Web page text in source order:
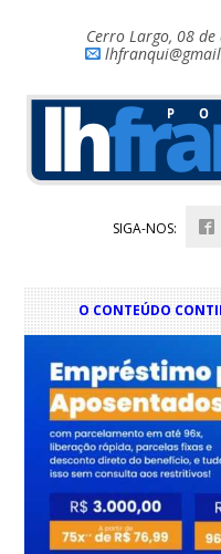
Cerro Largo, 08
SIGA-NOS:
O CONTEÚDO